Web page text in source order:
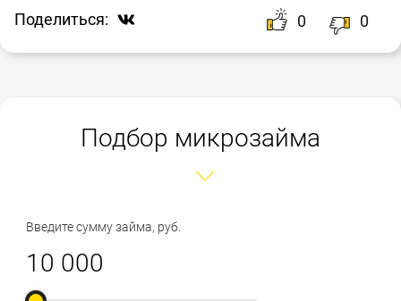
Поделиться: 0 0
Подбор микрозайма
Введите сумму займа, руб.